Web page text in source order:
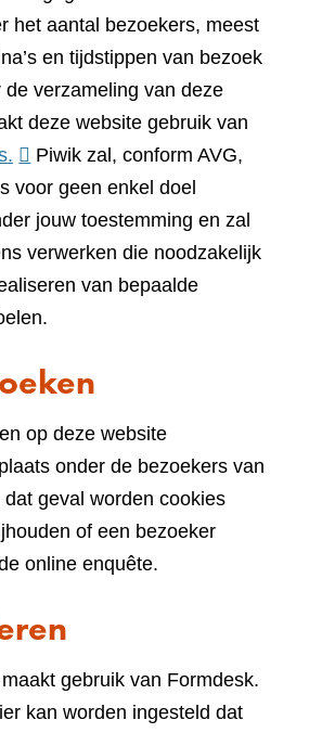
het aantal bezoekers, meest
en tijdstippen van bezoek
de verzameling van deze
deze website gebruik van
(verwijst
naar
een
andere
website)
Piwik zal, conform AVG,
voor geen enkel doel
jouw toestemming en zal
verwerken die noodzakelijk
van bepaalde
op deze website
onder de bezoekers van
geval worden cookies
of een bezoeker
online enquête.
gebruik van Formdesk.
kan worden ingesteld dat